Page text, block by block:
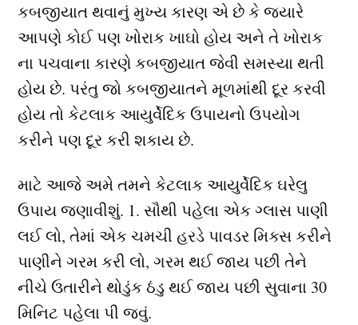
કબજીયાત થવાનું મુખ્ય કારણ એ છે કે જયારે
આપણે કોઈ પણ ખોરાક ખાઘો હોય અને તે ખોરાક
ના પચવાના કારણે કબજીયાત જેવી સમસ્યા થતી
હોય છે. પરંતુ જો કબજીયાતને મૂળમાંથી દૂર કરવી
હોય તો કેટલાક આયુર્વેદિક ઉપાયનો ઉપયોગ
કરીને પણ દૂર કરી શકાય છે.
માટે આજે અમે તમને કેટલાક આયુર્વેદિક ઘરેલુ
ઉપાય જણાવીશું. 1. સૌથી પહેલા એક ગ્લાસ પાણી
લઈ લો, તેમાં એક ચમચી હરડે પાવડર મિક્સ કરીને
પાણીને ગરમ કરી લો, ગરમ થઈ જાય પછી તેને
નીચે ઉતારીને થોડુંક ઠંડુ થઈ જાય પછી સુવાના 30
મિનિટ પહેલા પી જવું.